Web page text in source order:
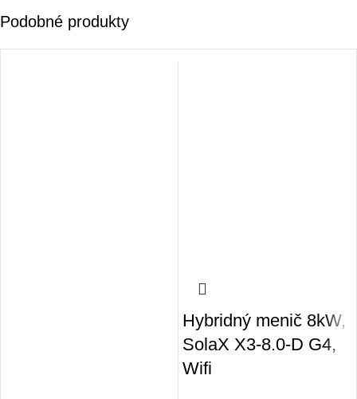
Podobné produkty
Hybridný menič 8kW,
SolaX X3-8.0-D G4,
Wifi